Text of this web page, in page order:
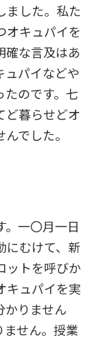
ました。私た
オキュパイを
確な言及はあ
ュパイなどや
たのです。七
ど暮らせどオ
でした。
。一〇月一日
にむけて、新
ットを呼びか
キュパイを実
かりません
ません。授業